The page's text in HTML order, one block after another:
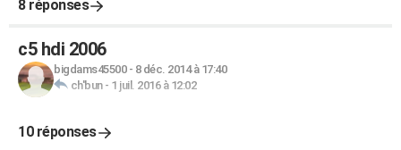
8 réponses
c5 hdi 2006
bigdams45500- 8 déc. 2014 à 17:40
ch'bun- 1 juil. 2016 à 12:02
10 réponses